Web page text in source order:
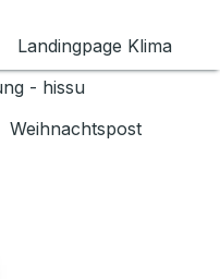
Landingpage Klima
- hissu
Weihnachtspost